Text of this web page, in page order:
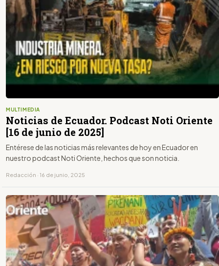
MULTIMEDIA
Noticias de Ecuador. Podcast Noti Oriente
[16 de junio de 2025]
Entérese de las noticias más relevantes de hoy en Ecuador en
nuestro podcast Noti Oriente, hechos que son noticia.
Redacción · 16 de junio, 2025